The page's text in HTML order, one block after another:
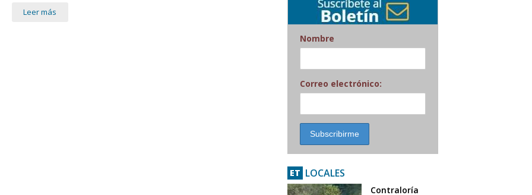
Leer más
Nombre
Correo electrónico:
ET LOCALES
Contraloría